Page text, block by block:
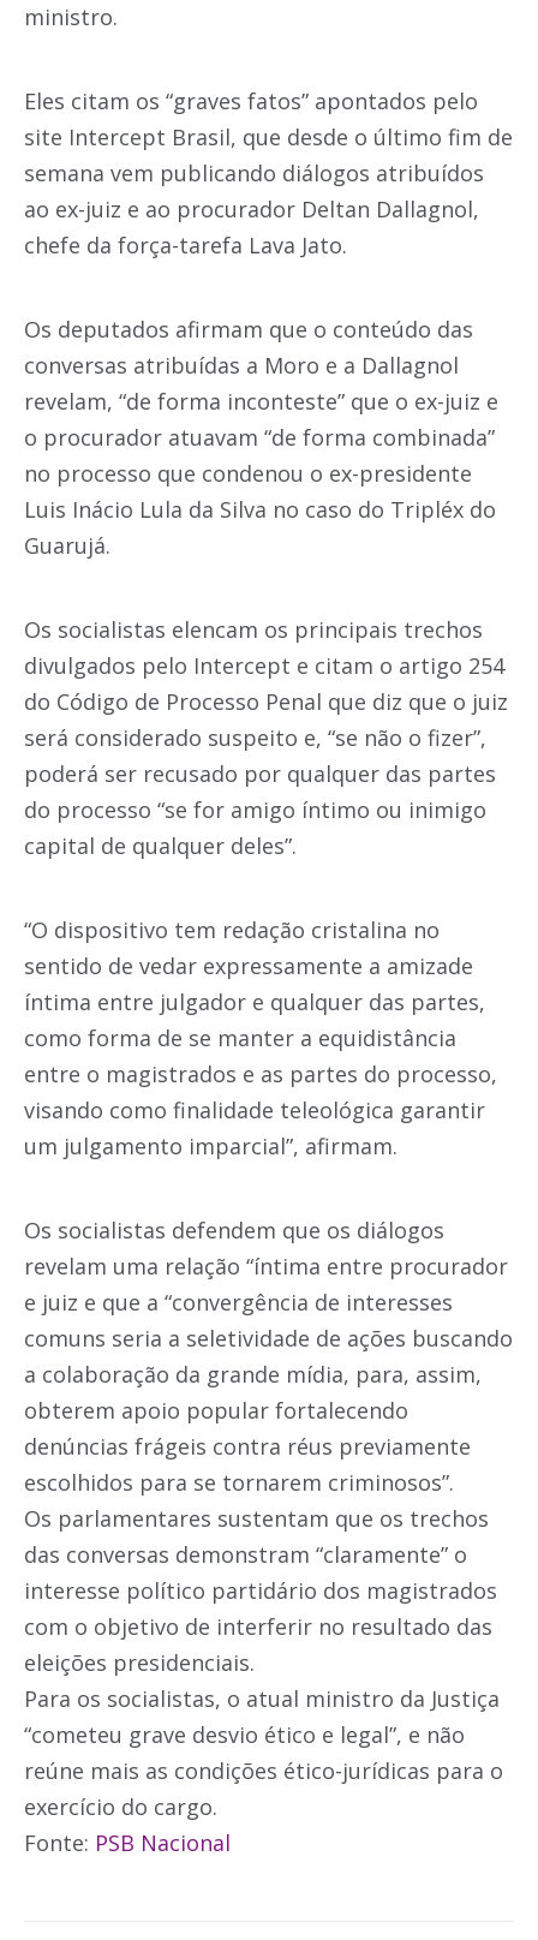
ministro.
Eles citam os “graves fatos” apontados pelo
site Intercept Brasil, que desde o último fim de
semana vem publicando diálogos atribuídos
ao ex-juiz e ao procurador Deltan Dallagnol,
chefe da força-tarefa Lava Jato.
Os deputados afirmam que o conteúdo das
conversas atribuídas a Moro e a Dallagnol
revelam, “de forma inconteste” que o ex-juiz e
o procurador atuavam “de forma combinada”
no processo que condenou o ex-presidente
Luis Inácio Lula da Silva no caso do Tripléx do
Guarujá.
Os socialistas elencam os principais trechos
divulgados pelo Intercept e citam o artigo 254
do Código de Processo Penal que diz que o juiz
será considerado suspeito e, “se não o fizer”,
poderá ser recusado por qualquer das partes
do processo “se for amigo íntimo ou inimigo
capital de qualquer deles”.
“O dispositivo tem redação cristalina no
sentido de vedar expressamente a amizade
íntima entre julgador e qualquer das partes,
como forma de se manter a equidistância
entre o magistrados e as partes do processo,
visando como finalidade teleológica garantir
um julgamento imparcial”, afirmam.
Os socialistas defendem que os diálogos
revelam uma relação “íntima entre procurador
e juiz e que a “convergência de interesses
comuns seria a seletividade de ações buscando
a colaboração da grande mídia, para, assim,
obterem apoio popular fortalecendo
denúncias frágeis contra réus previamente
escolhidos para se tornarem criminosos”.
Os parlamentares sustentam que os trechos
das conversas demonstram “claramente” o
interesse político partidário dos magistrados
com o objetivo de interferir no resultado das
eleições presidenciais.
Para os socialistas, o atual ministro da Justiça
“cometeu grave desvio ético e legal”, e não
reúne mais as condições ético-jurídicas para o
exercício do cargo.
Fonte: PSB Nacional